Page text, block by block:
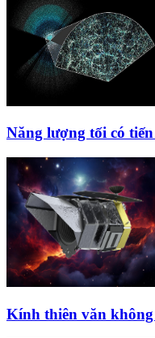
Năng lượng tối có
Kính thiên văn